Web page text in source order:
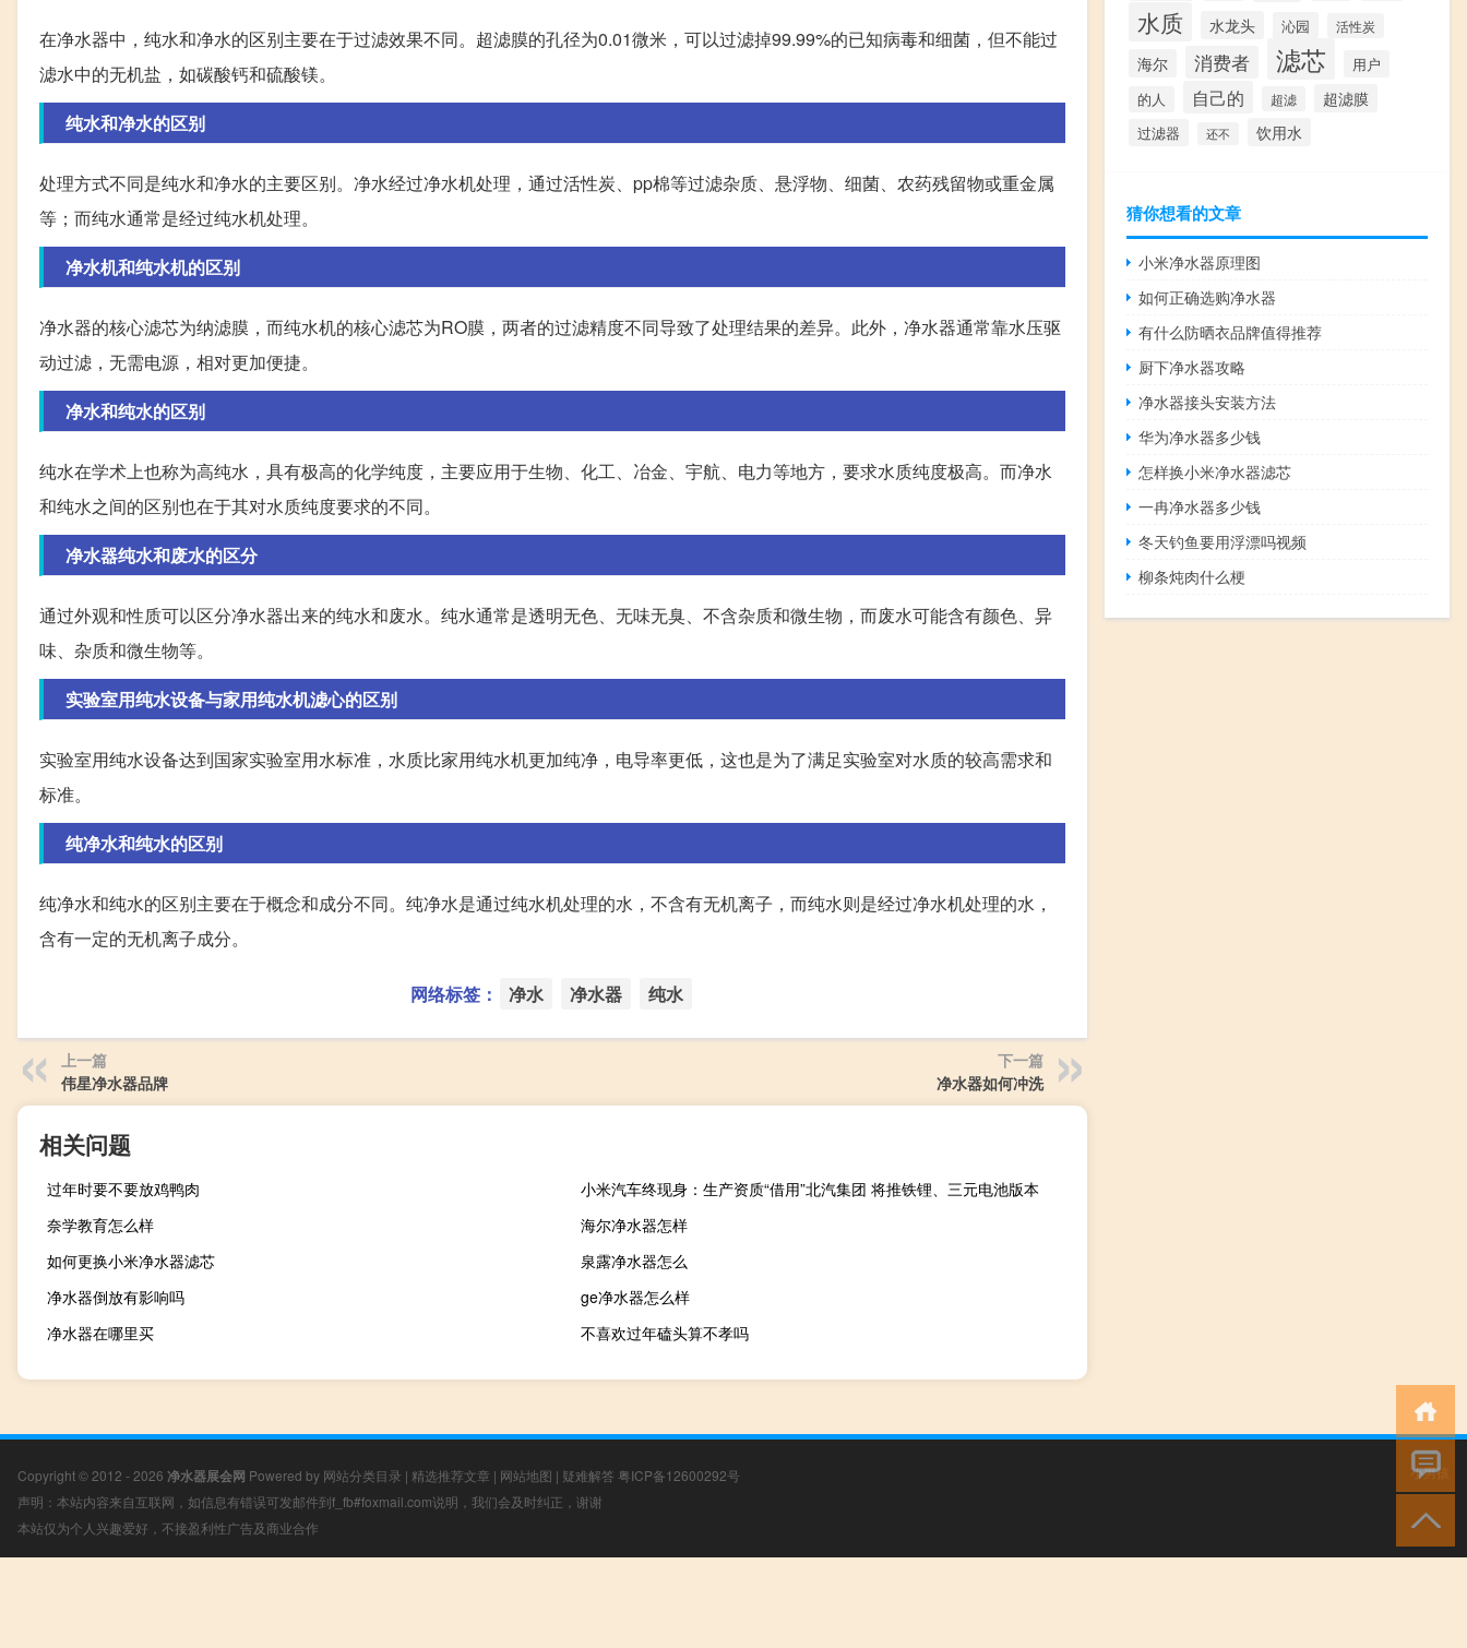
在净水器中，纯水和净水的区别主要在于过滤效果不同。超滤膜的孔径为0.01微米，可以过滤掉99.99%的已知病毒和细菌，但不能过
滤水中的无机盐，如碳酸钙和硫酸镁。
纯水和净水的区别
处理方式不同是纯水和净水的主要区别。净水经过净水机处理，通过活性炭、pp棉等过滤杂质、悬浮物、细菌、农药残留物或重金属
等；而纯水通常是经过纯水机处理。
净水机和纯水机的区别
净水器的核心滤芯为纳滤膜，而纯水机的核心滤芯为RO膜，两者的过滤精度不同导致了处理结果的差异。此外，净水器通常靠水压驱
动过滤，无需电源，相对更加便捷。
净水和纯水的区别
纯水在学术上也称为高纯水，具有极高的化学纯度，主要应用于生物、化工、冶金、宇航、电力等地方，要求水质纯度极高。而净水
和纯水之间的区别也在于其对水质纯度要求的不同。
净水器纯水和废水的区分
通过外观和性质可以区分净水器出来的纯水和废水。纯水通常是透明无色、无味无臭、不含杂质和微生物，而废水可能含有颜色、异
味、杂质和微生物等。
实验室用纯水设备与家用纯水机滤心的区别
实验室用纯水设备达到国家实验室用水标准，水质比家用纯水机更加纯净，电导率更低，这也是为了满足实验室对水质的较高需求和
标准。
纯净水和纯水的区别
纯净水和纯水的区别主要在于概念和成分不同。纯净水是通过纯水机处理的水，不含有无机离子，而纯水则是经过净水机处理的水，
含有一定的无机离子成分。
网络标签： 净水 净水器 纯水
上一篇
伟星净水器品牌
下一篇
净水器如何冲洗
相关问题
过年时要不要放鸡鸭肉
小米汽车终现身：生产资质“借用”北汽集团 将推铁锂、三元电池版本
奈学教育怎么样
海尔净水器怎样
如何更换小米净水器滤芯
泉露净水器怎么
净水器倒放有影响吗
ge净水器怎么样
净水器在哪里买
不喜欢过年磕头算不孝吗
水质 水龙头 沁园 活性炭
海尔 消费者 滤芯 用户
的人 自己的 超滤 超滤膜
过滤器 还不 饮用水
猜你想看的文章
小米净水器原理图
如何正确选购净水器
有什么防晒衣品牌值得推荐
厨下净水器攻略
净水器接头安装方法
华为净水器多少钱
怎样换小米净水器滤芯
一冉净水器多少钱
冬天钓鱼要用浮漂吗视频
柳条炖肉什么梗
Copyright © 2012 - 2026 净水器展会网 Powered by 网站分类目录 | 精选推荐文章 | 网站地图 | 疑难解答 粤ICP备12600292号
声明：本站内容来自互联网，如信息有错误可发邮件到f_fb#foxmail.com说明，我们会及时纠正，谢谢
本站仅为个人兴趣爱好，不接盈利性广告及商业合作
小男孩